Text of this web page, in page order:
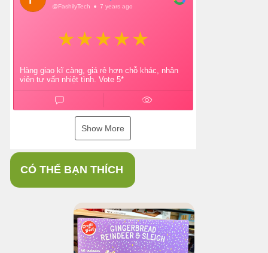
@FashilyTech 7 years ago
Hàng giao kĩ càng, giá rẻ hơn chỗ khác, nhân
viên tư vấn nhiệt tình. Vote 5*
Show More
CÓ THỂ BẠN THÍCH